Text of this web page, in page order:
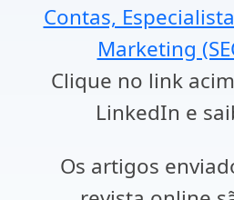
Contas,
Marketing
Clique no link
LinkedIn e
Os artigos